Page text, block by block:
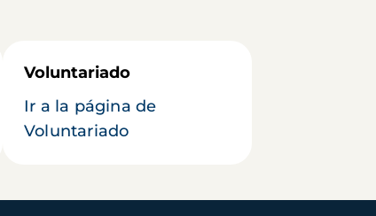
Voluntariado
Ir a la página de
Voluntariado